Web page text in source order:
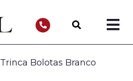
Trinca Bolotas Branco